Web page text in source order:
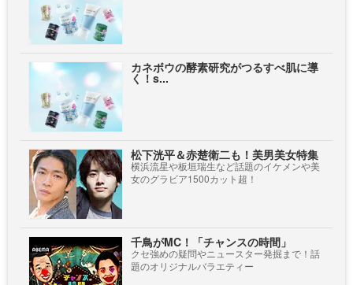
カネボウの酵素研究がつるすべ肌に導
く！s...
松下洸平＆赤楚衛二も！美男美女特集
横浜流星や板垣瑞生など話題のイケメンや美
女のグラビア1500カット超！
千鳥がMC！「チャンスの時間」
クセ強めの疑問やニュースター発掘まで！話
題のオリジナルバラエティー